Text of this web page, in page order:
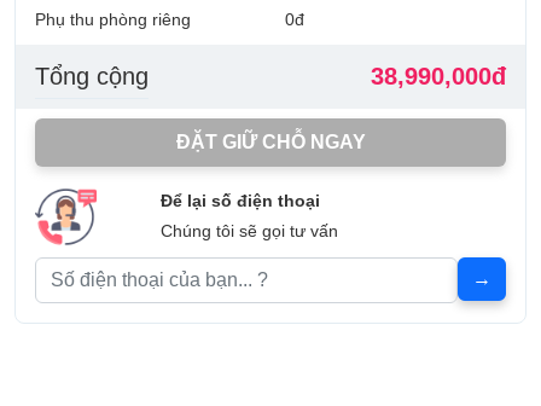
Phụ thu phòng riêng
0đ
Tổng cộng 38,990,000đ
ĐẶT GIỮ CHỖ NGAY
Để lại số điện thoại
Chúng tôi sẽ gọi tư vấn